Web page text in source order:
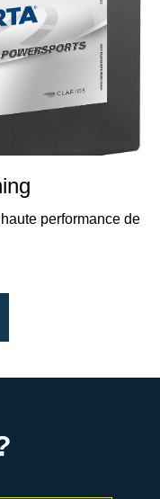
performance de